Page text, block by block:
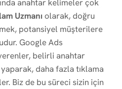
anahtar kelimeler çok
Uzmanı olarak, doğru
potansiyel müşterilere
Google Ads
belirli anahtar
daha fazla tıklama
Biz de bu süreci sizin için